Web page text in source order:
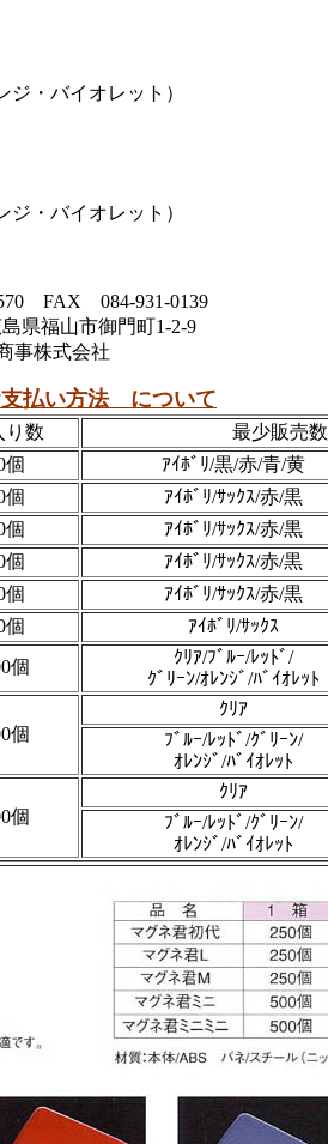
・バイオレット）
・バイオレット）
FAX 084-931-0139
県福山市御門町1-2-9
事株式会社
払い方法 について
り数 最少販売数
個 ｱｲﾎﾞﾘ/黒/赤/青/黄
個 ｱｲﾎﾞﾘ/ｻｯｸｽ/赤/黒
個 ｱｲﾎﾞﾘ/ｻｯｸｽ/赤/黒
個 ｱｲﾎﾞﾘ/ｻｯｸｽ/赤/黒
個 ｱｲﾎﾞﾘ/ｻｯｸｽ/赤/黒
個 ｱｲﾎﾞﾘ/ｻｯｸｽ
個 ｸﾘｱ/ﾌﾞﾙｰ/ﾚｯﾄﾞ/
ｸﾞﾘｰﾝ/ｵﾚﾝｼﾞ/ﾊﾞｲｵﾚｯﾄ
個
ｸﾘｱ
ﾌﾞﾙｰ/ﾚｯﾄﾞ/ｸﾞﾘｰﾝ/
ｵﾚﾝｼﾞ/ﾊﾞｲｵﾚｯﾄ
個
ｸﾘｱ
ﾌﾞﾙｰ/ﾚｯﾄﾞ/ｸﾞﾘｰﾝ/
ｵﾚﾝｼﾞ/ﾊﾞｲｵﾚｯﾄ